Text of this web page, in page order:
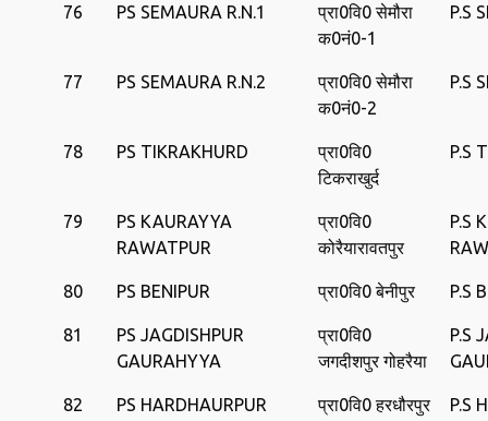
76 PS SEMAURA R.N.1
प्रा0वि0 सेमौरा
क0नं0-1
P.S
77 PS SEMAURA R.N.2
प्रा0वि0 सेमौरा
क0नं0-2
P.S
78 PS TIKRAKHURD
प्रा0वि0
टिकराखुर्द
P.S
79
PS KAURAYYA
RAWATPUR
प्रा0वि0
कोरैयारावतपुर
P.S
80 PS BENIPUR प्रा0वि0 बेनीपुर P.S
81
PS JAGDISHPUR
GAURAHYYA
प्रा0वि0
जगदीशपुर गोहरैया
P.S
82 PS HARDHAURPUR प्रा0वि0 हरधौरपुर P.S